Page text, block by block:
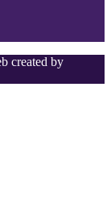
created by